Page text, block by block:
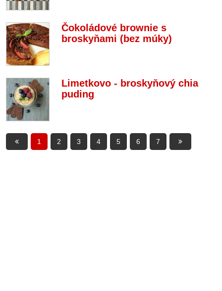
Čokoládové brownie s
broskyňami (bez múky)
Limetkovo - broskyňový chia
puding
1 2 3 4 5 6 7